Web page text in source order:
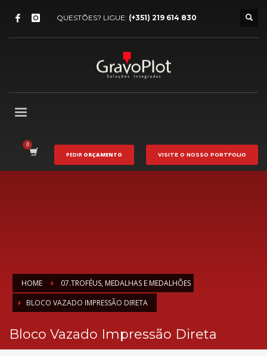
QUESTÕES? LIGUE: (+351) 219 614 830
PEDIR ORÇAMENTO VISITE O NOSSO PORTFOLIO
HOME
07.TROFÉUS, MEDALHAS E MEDALHÕES
BLOCO VAZADO IMPRESSÃO DIRETA
Bloco Vazado Impressão Direta